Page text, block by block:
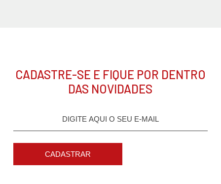
CADASTRE-SE E FIQUE POR DENTRO
DAS NOVIDADES
CADASTRAR